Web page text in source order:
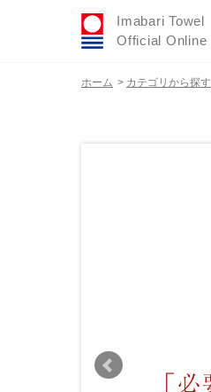
Imabari Towel
Official Online
ホーム > カテゴリから探す